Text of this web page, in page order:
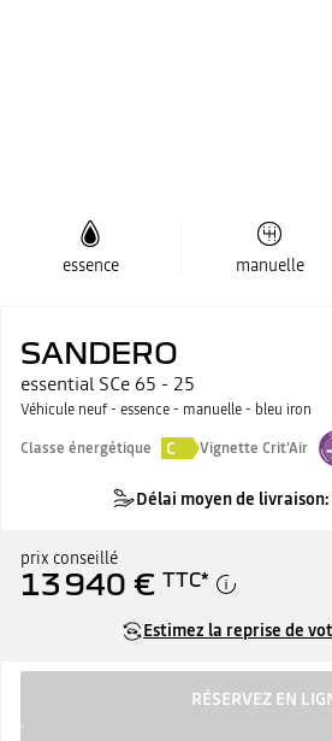
essence manuelle
SANDERO
essential SCe 65 - 25
Véhicule neuf - essence - manuelle - bleu iron
Classe énergétique
C Vignette Crit'Air
Délai moyen de livraison:
prix conseillé
13 940 € TTC*
Estimez la reprise de
RÉSERVEZ EN